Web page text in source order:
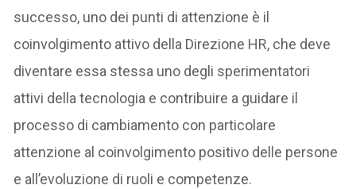
successo, uno dei punti di attenzione è il
coinvolgimento attivo della Direzione HR, che deve
diventare essa stessa uno degli sperimentatori
attivi della tecnologia e contribuire a guidare il
processo di cambiamento con particolare
attenzione al coinvolgimento positivo delle persone
e all’evoluzione di ruoli e competenze.